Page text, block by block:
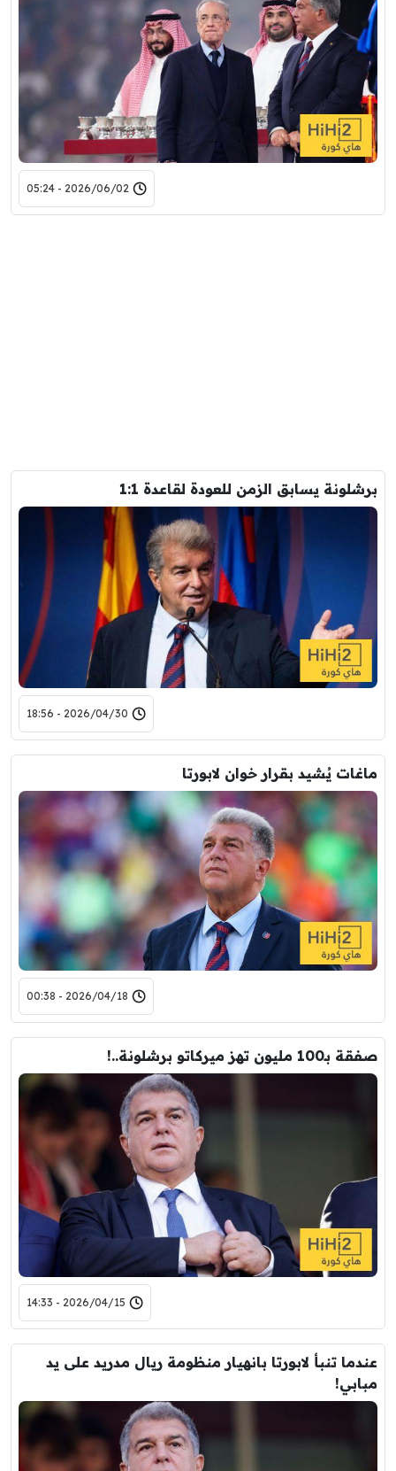
2026/06/02 - 05:24
برشلونة يسابق الزمن للعودة لقاعدة 1:1
2026/04/30 - 18:56
ماغات يُشيد بقرار خوان لابورتا
2026/04/18 - 00:38
صفقة بـ100 مليون تهز ميركاتو برشلونة..!
2026/04/15 - 14:33
عندما تنبأ لابورتا بانهيار منظومة ريال مدريد على يد
مبابي!